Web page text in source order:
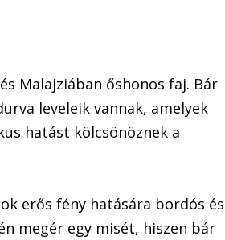
Malajziában őshonos faj. Bár
leveleik vannak, amelyek
hatást kölcsönöznek a
erős fény hatására bordós és
megér egy misét, hiszen bár